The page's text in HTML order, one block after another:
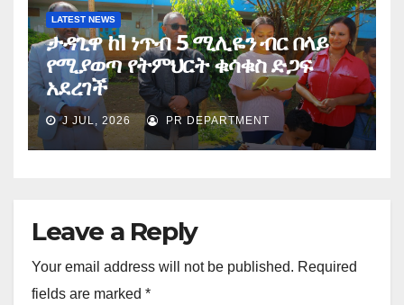
LATEST NEWS
ታዳጊዋ ከ1 ነጥብ 5 ሚሊዬን ብር በላይ
የሚያወጣ የትምህርት ቁሳቁስ ድጋፍ
አደረገች
J JUL, 2026 PR DEPARTMENT
Leave a Reply
Your email address will not be published. Required
fields are marked *